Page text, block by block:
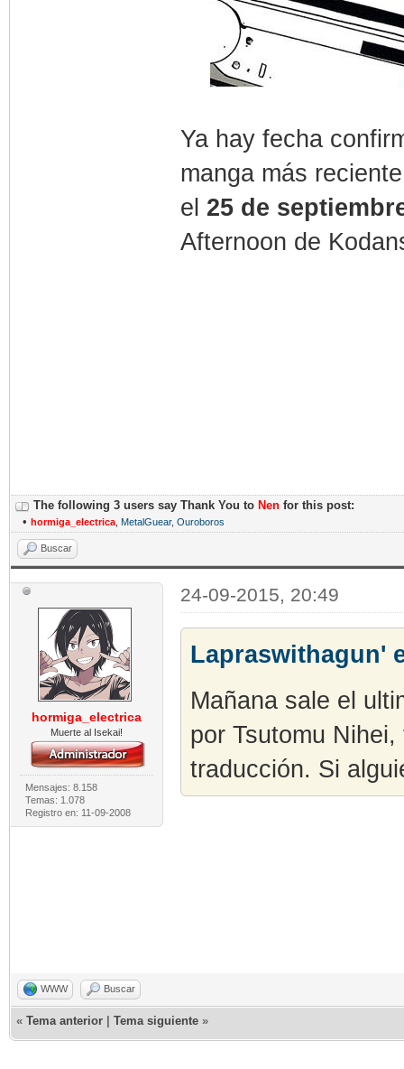
Ya hay fecha
manga más
el 25 de
Afternoon de
The following 3 users say Thank You to Nen for this post:
• hormiga_electrica MetalGuear, Ouroboros
Buscar
hormiga_electrica
Muerte al Isekai!
Mensajes: 8.158
Temas: 1.078
Registro en: 11-09-2008
24-09-2015, 20:49
Lapraswithagun'
Mañana sale el
por Tsutomu
traducción. Si
WWW Buscar
« Tema anterior Tema siguiente »